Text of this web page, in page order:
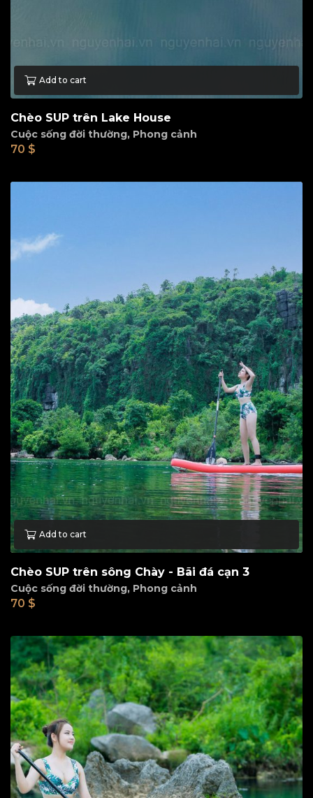
Add to cart
Chèo SUP trên Lake House
Cuộc sống đời thường, Phong cảnh
70 $
Add to cart
Chèo SUP trên sông Chày - Bãi đá cạn 3
Cuộc sống đời thường, Phong cảnh
70 $